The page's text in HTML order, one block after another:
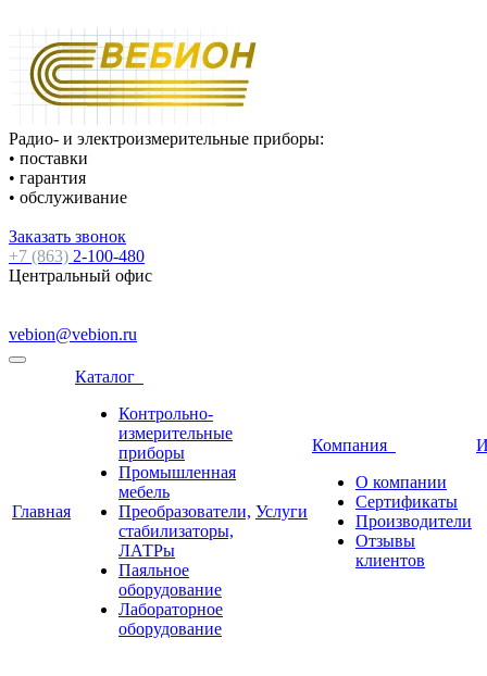
Радио- и электроизмерительные приборы:
• поставки
• гарантия
• обслуживание
Заказать звонок
+7 (863) 2-100-480
Центральный офис
vebion@vebion.ru
Главная
Каталог
Контрольно-
измерительные
приборы
Промышленная
мебель
Преобразователи,
стабилизаторы,
ЛАТРы
Паяльное
оборудование
Лабораторное
оборудование
Услуги
Компания
О компании
Сертификаты
Производители
Отзывы
клиентов